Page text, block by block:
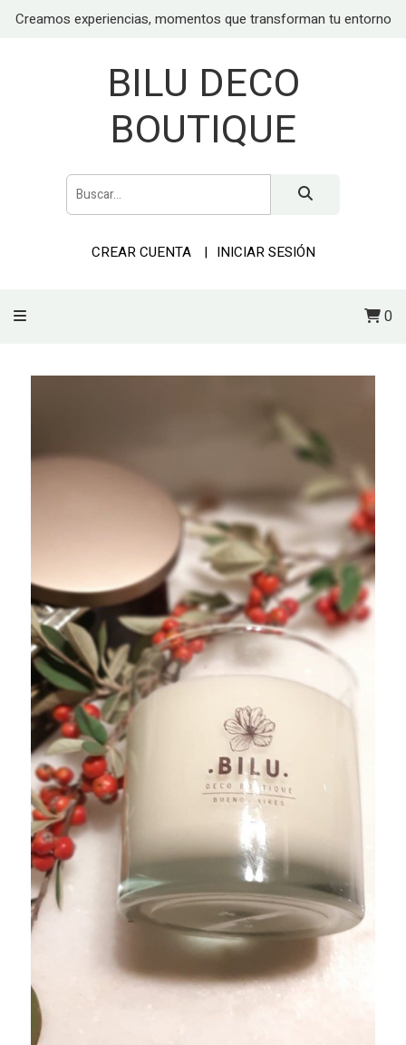
Creamos experiencias, momentos que transforman tu entorno
BILU DECO
BOUTIQUE
CREAR CUENTA INICIAR SESIÓN
0